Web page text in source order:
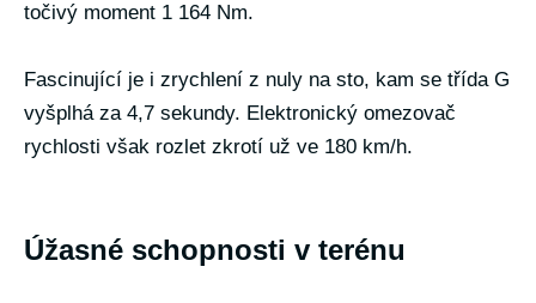
točivý moment 1 164 Nm.
Fascinující je i zrychlení z nuly na sto, kam se třída G
vyšplhá za 4,7 sekundy. Elektronický omezovač
rychlosti však rozlet zkrotí už ve 180 km/h.
Úžasné schopnosti v terénu